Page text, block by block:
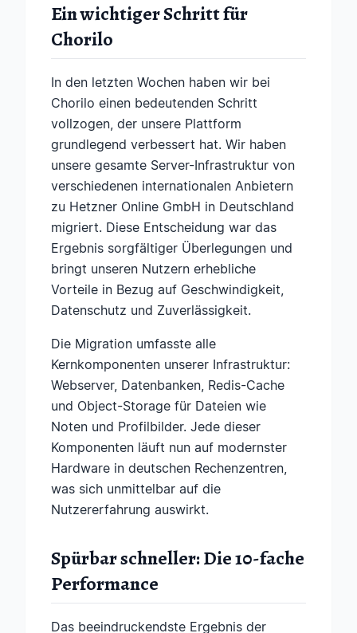
Ein wichtiger Schritt für
Chorilo
In den letzten Wochen haben wir bei
Chorilo einen bedeutenden Schritt
vollzogen, der unsere Plattform
grundlegend verbessert hat. Wir haben
unsere gesamte Server-Infrastruktur von
verschiedenen internationalen Anbietern
zu Hetzner Online GmbH in Deutschland
migriert. Diese Entscheidung war das
Ergebnis sorgfältiger Überlegungen und
bringt unseren Nutzern erhebliche
Vorteile in Bezug auf Geschwindigkeit,
Datenschutz und Zuverlässigkeit.
Die Migration umfasste alle
Kernkomponenten unserer Infrastruktur:
Webserver, Datenbanken, Redis-Cache
und Object-Storage für Dateien wie
Noten und Profilbilder. Jede dieser
Komponenten läuft nun auf modernster
Hardware in deutschen Rechenzentren,
was sich unmittelbar auf die
Nutzererfahrung auswirkt.
Spürbar schneller: Die 10-fache
Performance
Das beeindruckendste Ergebnis der